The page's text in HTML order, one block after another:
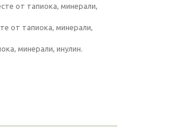
от тапиока, минерали,
от тапиока, минерали,
минерали, инулин.